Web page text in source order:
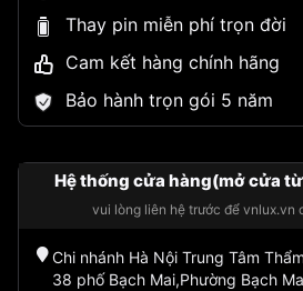
Thay pin miễn phí trọn đời
Cam kết hàng chính hãng
Bảo hành trọn gói 5 năm
Hệ thống cửa hàng(mở cửa
vui lòng liên hệ trước để vnlux.vn
Chi nhánh Hà Nội Trung Tâm
38 phố Bạch Mai,Phường Bạch